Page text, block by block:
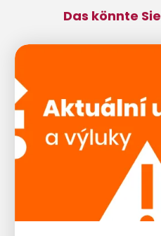
Das könnte